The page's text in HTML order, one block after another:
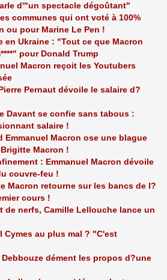
d'"un spectacle dégoûtant"
communes qui ont voté à 100%
ou pour Marine Le Pen !
en Ukraine : "Tout ce que Macron
pour Donald Trump
Macron reçoit les Youtubers
Pernaut dévoile le salaire d?
Davant se confie sans tabous :
salaire !
Emmanuel Macron ose une blague
Macron !
: Emmanuel Macron dévoile
couvre-feu !
Macron retourne sur les bancs de l?
cours !
de nerfs, Camille Lellouche lance un
Cymes au plus mal ? "C'est
Debbouze dément les propos d?une